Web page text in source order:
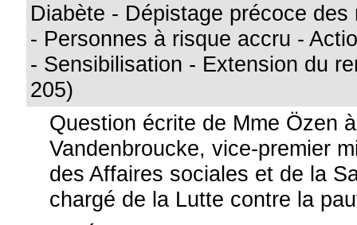
Diabète - Dépistage précoce des
- Personnes à risque accru -
- Sensibilisation - Extension du
205)
Question écrite de Mme Özen
Vandenbroucke, vice-premier
des Affaires sociales et de la
chargé de la Lutte contre la